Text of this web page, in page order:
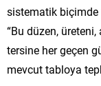
sistematik biçimde
“Bu düzen,
tersine her geçen
mevcut tabloya